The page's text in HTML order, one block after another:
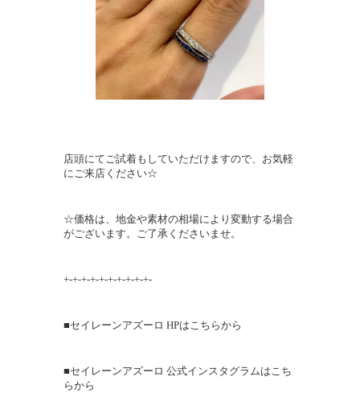
店頭にてご試着もしていただけますので、お気軽
にご来店ください☆
☆価格は、地金や素材の相場により変動する場合
がございます。ご了承くださいませ。
+-+-+-+-+-+-+-+-+-+-
■セイレーンアズーロ HPはこちらから
■セイレーンアズーロ 公式インスタグラムはこち
らから